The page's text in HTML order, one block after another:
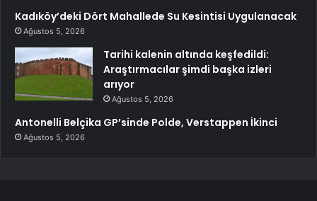
Kadıköy’deki Dört Mahallede Su Kesintisi Uygulanacak
Ağustos 5, 2026
Tarihi kalenin altında keşfedildi:
Araştırmacılar şimdi başka izleri
arıyor
Ağustos 5, 2026
Antonelli Belçika GP’sinde Polde, Verstappen İkinci
Ağustos 5, 2026